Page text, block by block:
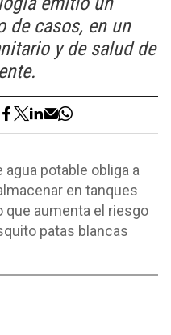
de casos, en un
y de salud de
potable obliga a
en tanques
que aumenta el riesgo
patas blancas